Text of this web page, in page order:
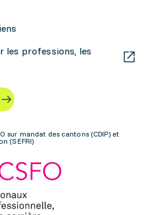
les professions, les
sur mandat des cantons (CDIP) et
(SEFRI)